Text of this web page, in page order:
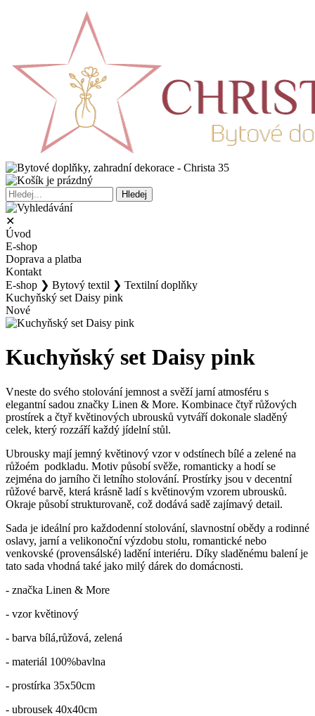
✕
Úvod
E-shop
Doprava a platba
Kontakt
E-shop ❯ Bytový textil ❯ Textilní doplňky
Kuchyňský set Daisy pink
Nové
Kuchyňský set Daisy pink
Vneste do svého stolování jemnost a svěží jarní atmosféru s
elegantní sadou značky Linen & More. Kombinace čtyř růžových
prostírek a čtyř květinových ubrousků vytváří dokonale sladěný
celek, který rozzáří každý jídelní stůl.
Ubrousky mají jemný květinový vzor v odstínech bílé a zelené na
růžoém podkladu. Motiv působí svěže, romanticky a hodí se
zejména do jarního či letního stolování. Prostírky jsou v decentní
růžové barvě, která krásně ladí s květinovým vzorem ubrousků.
Okraje působí strukturovaně, což dodává sadě zajímavý detail.
Sada je ideální pro každodenní stolování, slavnostní obědy a rodinné
oslavy, jarní a velikonoční výzdobu stolu, romantické nebo
venkovské (provensálské) ladění interiéru. Díky sladěnému balení je
tato sada vhodná také jako milý dárek do domácnosti.
- značka Linen & More
- vzor květinový
- barva bílá,růžová, zelená
- materiál 100%bavlna
- prostírka 35x50cm
- ubrousek 40x40cm